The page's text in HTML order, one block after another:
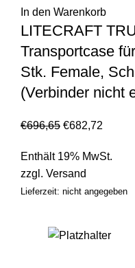
In den Warenkorb
LITECRAFT
Transportcase
Stk. Female,
(Verbinder nicht
€696,65 €682,72
Enthält 19% MwSt.
zzgl. Versand
Lieferzeit: nicht angegeben